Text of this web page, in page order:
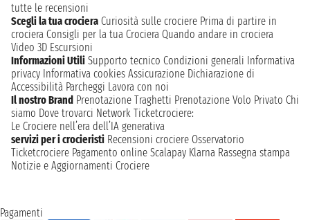
tutte le recensioni
Scegli la tua crociera Curiosità sulle crociere Prima di partire in
crociera Consigli per la tua Crociera Quando andare in crociera
Video 3D Escursioni
Informazioni Utili Supporto tecnico Condizioni generali Informativa
privacy Informativa cookies Assicurazione Dichiarazione di
Accessibilità Parcheggi Lavora con noi
Il nostro Brand Prenotazione Traghetti Prenotazione Volo Privato Chi
siamo Dove trovarci Network Ticketcrociere:
Le Crociere nell’era dell’IA generativa
servizi per i crocieristi Recensioni crociere Osservatorio
Ticketcrociere Pagamento online Scalapay Klarna Rassegna stampa
Notizie e Aggiornamenti Crociere
Pagamenti